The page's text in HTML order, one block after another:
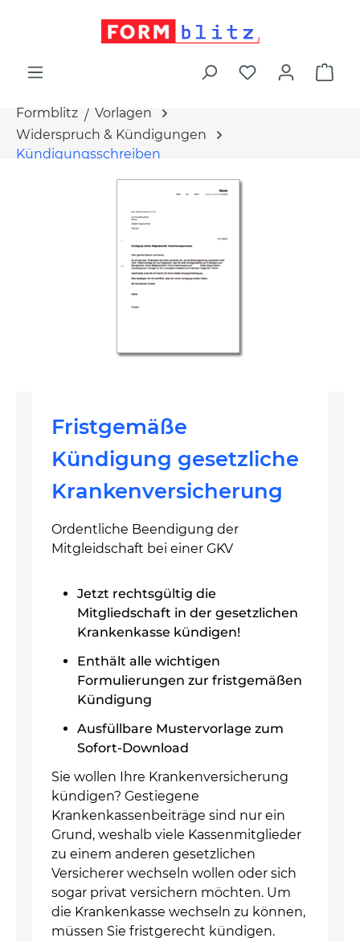
Formblitz
Vorlagen
Widerspruch & Kündigungen
Kündigungsschreiben
Fristgemäße
Kündigung gesetzliche
Krankenversicherung
Ordentliche Beendigung der
Mitgleidschaft bei einer GKV
Jetzt rechtsgültig die
Mitgliedschaft in der gesetzlichen
Krankenkasse kündigen!
Enthält alle wichtigen
Formulierungen zur fristgemäßen
Kündigung
Ausfüllbare Mustervorlage zum
Sofort-Download
Sie wollen Ihre Krankenversicherung
kündigen? Gestiegene
Krankenkassenbeiträge sind nur ein
Grund, weshalb viele Kassenmitglieder
zu einem anderen gesetzlichen
Versicherer wechseln wollen oder sich
sogar privat versichern möchten. Um
die Krankenkasse wechseln zu können,
müssen Sie fristgerecht kündigen.